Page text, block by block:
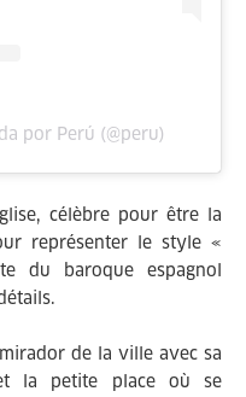
por Perú (@peru)
célèbre pour être la
représenter le style «
du baroque espagnol
de la ville avec sa
la petite place où se